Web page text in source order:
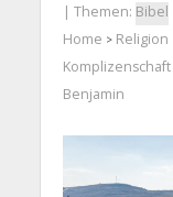
| Themen: Bibel
Home > Religion
Benjamin